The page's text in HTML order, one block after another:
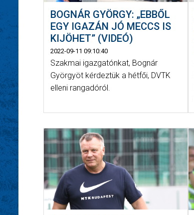
BOGNÁR GYÖRGY: „EBBŐL
EGY IGAZÁN JÓ MECCS IS
KIJÖHET” (VIDEÓ)
2022-09-11 09:10:40
Szakmai igazgatónkat, Bognár
Györgyöt kérdeztük a hétfői, DVTK
elleni rangadóról.